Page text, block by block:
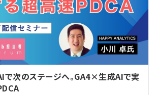
で次のステージへ。GA4×生成AIで実